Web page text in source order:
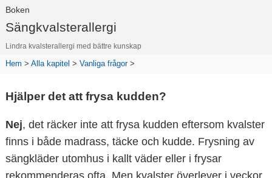
Boken
Sängkvalsterallergi
Lindra kvalsterallergi med bättre kunskap
Hem > Alla kapitel > Vanliga frågor>
Hjälper det att frysa kudden?
Nej, det räcker inte att frysa kudden eftersom kvalster
finns i både madrass, täcke och kudde. Frysning av
sängkläder utomhus i kallt väder eller i frysar